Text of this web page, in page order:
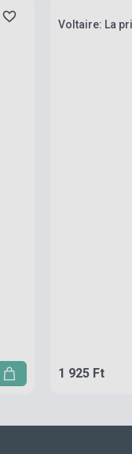
Voltaire: La
1 925 Ft